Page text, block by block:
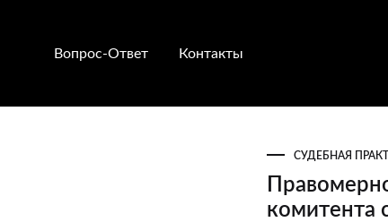
Вопрос-Ответ Контакты
СУДЕБНАЯ
комитента